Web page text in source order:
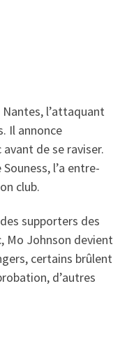
Nantes, l’attaquant
Il annonce
de se raviser.
l’a entre-
club.
supporters des
Mo Johnson devient
certains brûlent
d’autres